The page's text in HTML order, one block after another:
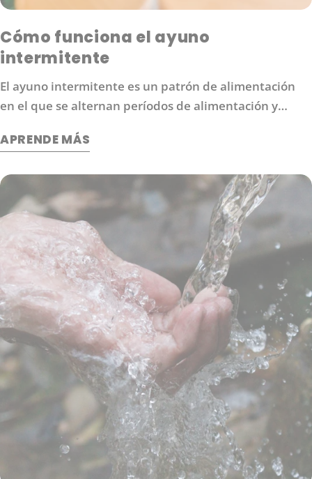
Cómo funciona el ayuno
intermitente
El ayuno intermitente es un patrón de alimentación
en el que se alternan períodos de alimentación y
moderado incluyen el ayuno 16/8 (16 horas sin comida
APRENDE MÁS